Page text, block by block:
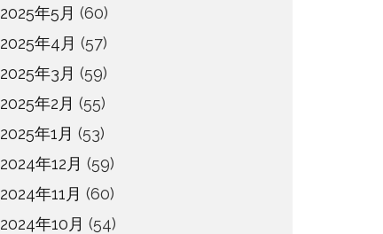
2025年5月 (60)
2025年4月 (57)
2025年3月 (59)
2025年2月 (55)
2025年1月 (53)
2024年12月 (59)
2024年11月 (60)
2024年10月 (54)